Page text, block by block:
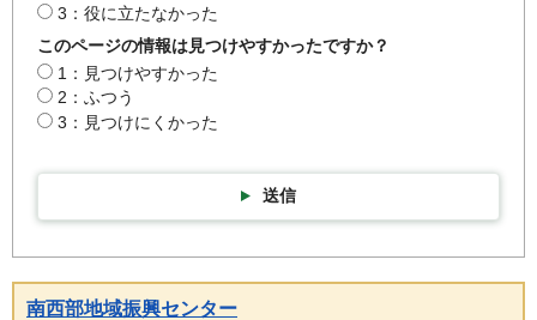
3：役に立たなかった
このページの情報は見つけやすかったですか？
1：見つけやすかった
2：ふつう
3：見つけにくかった
送信
南西部地域振興センター